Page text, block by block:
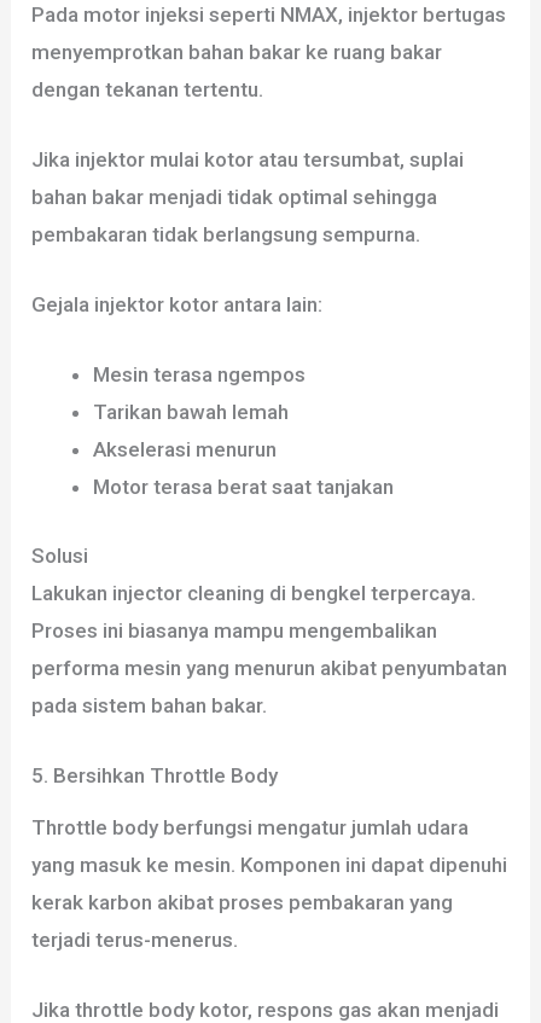
Pada motor injeksi seperti NMAX, injektor bertugas
menyemprotkan bahan bakar ke ruang bakar
dengan tekanan tertentu.
Jika injektor mulai kotor atau tersumbat, suplai
bahan bakar menjadi tidak optimal sehingga
pembakaran tidak berlangsung sempurna.
Gejala injektor kotor antara lain:
Mesin terasa ngempos
Tarikan bawah lemah
Akselerasi menurun
Motor terasa berat saat tanjakan
Solusi
Lakukan injector cleaning di bengkel terpercaya.
Proses ini biasanya mampu mengembalikan
performa mesin yang menurun akibat penyumbatan
pada sistem bahan bakar.
5. Bersihkan Throttle Body
Throttle body berfungsi mengatur jumlah udara
yang masuk ke mesin. Komponen ini dapat dipenuhi
kerak karbon akibat proses pembakaran yang
terjadi terus-menerus.
Jika throttle body kotor, respons gas akan menjadi